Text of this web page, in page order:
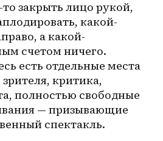
закрыть лицо рукой,
какой-
а какой-
счетом ничего.
есть отдельные места
критика,
полностью свободные
— призывающие
спектакль.